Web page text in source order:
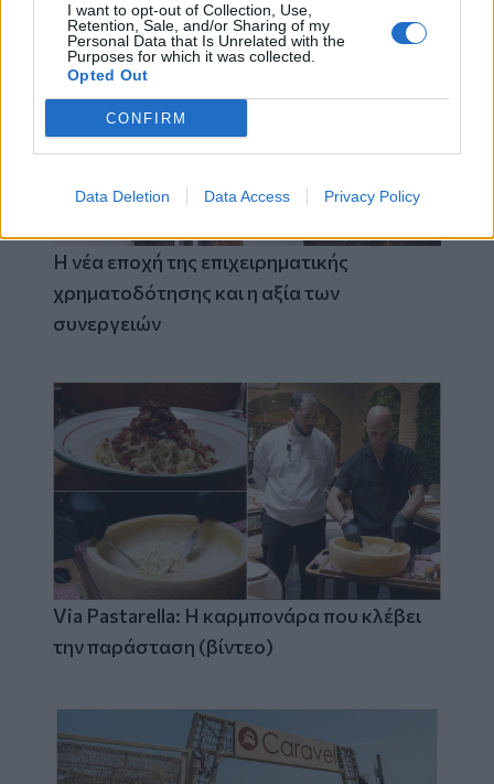
I want to opt-out of Collection, Use,
Retention, Sale, and/or Sharing of my
Personal Data that Is Unrelated with the
Purposes for which it was collected.
Opted Out
CONFIRM
Data Deletion Data Access Privacy Policy
Η νέα εποχή της επιχειρηματικής
χρηματοδότησης και η αξία των
συνεργειών
Via Pastarella: Η καρμπονάρα που κλέβει
την παράσταση (βίντεο)